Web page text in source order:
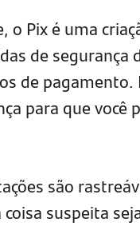
Pix é uma
de segurança
de
para que você
são
suspeita